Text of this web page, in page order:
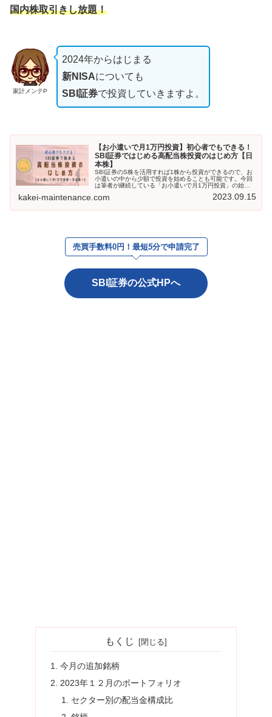
国内株取引きし放題！
家計メンテP
2024年からはじまる
新NISAについても
SBI証券で投資していきますよ。
【お小遣いで月1万円投資】初心者でもできる！
SBI証券ではじめる高配当株投資のはじめ方【日
本株】
SBI証券のS株を活用すれば1株から投資ができるので、お
小遣いの中から少額で投資を始めることも可能です。今回
は筆者が継続している「お小遣いで月1万円投資」の始め
是非参考になさってください。
kakei-maintenance.com 2023.09.15
売買手数料0円！最短5分で申請完了
SBI証券の公式HPへ
もくじ
今月の追加銘柄
2023年１２月のポートフォリオ
セクター別の配当金構成比